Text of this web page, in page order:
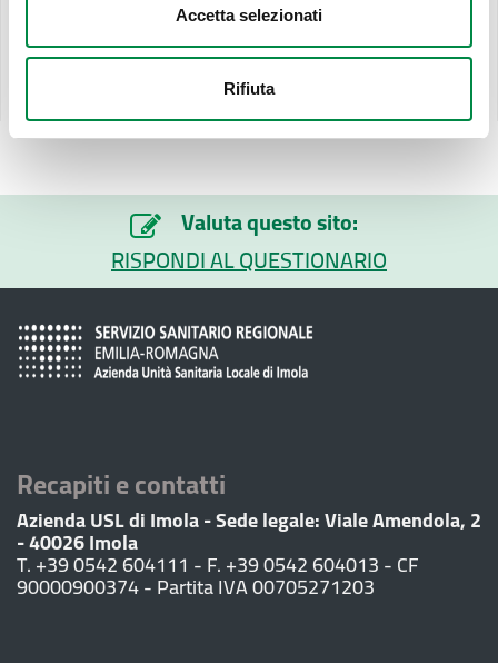
Accetta selezionati
Rifiuta
Non applicabile alle Aziende del SSN
Ultimo aggiornamento pagina:
09 Giugno 2026
Valuta questo sito:
RISPONDI AL QUESTIONARIO
Recapiti e contatti
Azienda USL di Imola - Sede legale: Viale Amendola, 2
- 40026 Imola
T. +39 0542 604111 - F. +39 0542 604013 - CF
90000900374 - Partita IVA 00705271203